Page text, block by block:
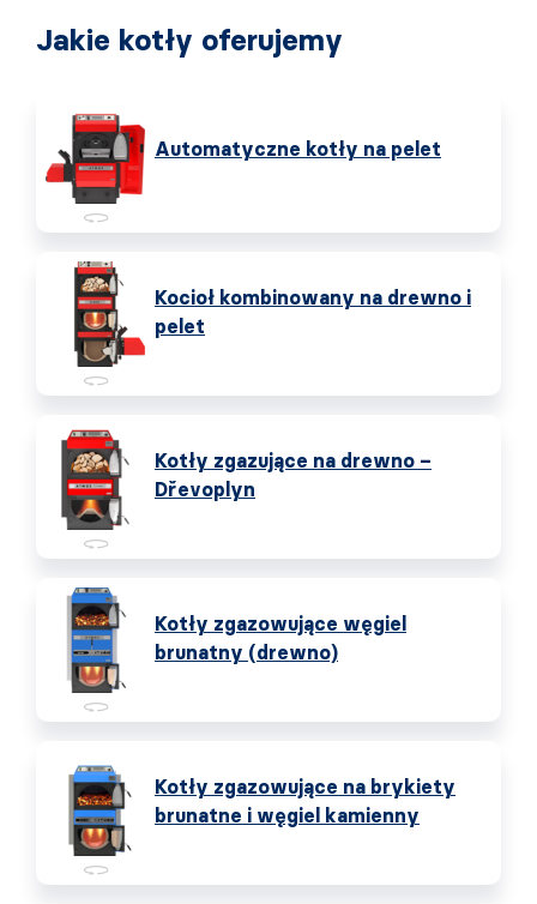
Jakie kotły oferujemy
Automatyczne kotły na pelet
Kocioł kombinowany na drewno i
pelet
Kotły zgazujące na drewno –
Dřevoplyn
Kotły zgazowujące węgiel
brunatny (drewno)
Kotły zgazowujące na brykiety
brunatne i węgiel kamienny